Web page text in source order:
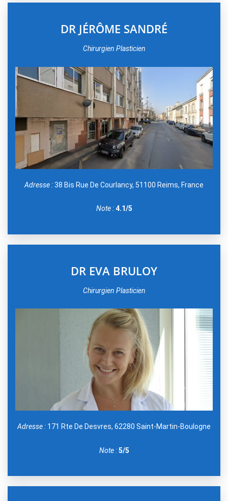
DR JÉRÔME SANDRÉ
Chirurgien Plasticien
Adresse :38 Bis Rue De Courlancy, 51100 Reims, France
Note : 4.1/5
DR EVA BRULOY
Chirurgien Plasticien
Adresse : 171 Rte De Desvres, 62280 Saint-Martin-Boulogne
Note : 5/5